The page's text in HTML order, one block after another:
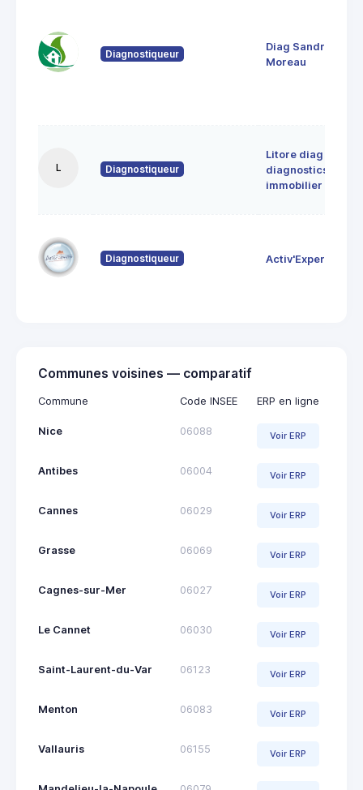
Diagnostiqueur
Diag Sandrine
Moreau
L Diagnostiqueur
Litore diag
diagnostics
immobilier
Diagnostiqueur Activ'Expertise
Communes voisines — comparatif
Commune Code INSEE ERP en ligne
Nice 06088 Voir ERP
Antibes 06004 Voir ERP
Cannes 06029 Voir ERP
Grasse 06069 Voir ERP
Cagnes-sur-Mer 06027 Voir ERP
Le Cannet 06030 Voir ERP
Saint-Laurent-du-Var 06123 Voir ERP
Menton 06083 Voir ERP
Vallauris 06155 Voir ERP